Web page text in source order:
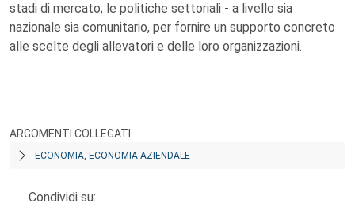
stadi di mercato; le politiche settoriali - a livello sia
nazionale sia comunitario, per fornire un supporto concreto
alle scelte degli allevatori e delle loro organizzazioni.
ARGOMENTI COLLEGATI
ECONOMIA, ECONOMIA AZIENDALE
Condividi su: